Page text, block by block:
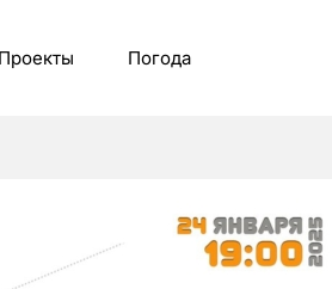
Проекты Погода